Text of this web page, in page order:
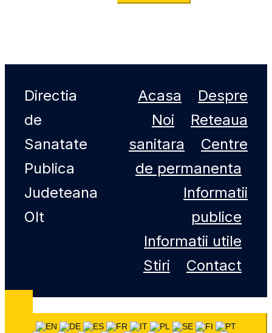
Directia
de
Sanatate
Publica
Judeteana
Olt
Acasa
Despre
Noi
Reteaua
sanitara
Centre
de permanenta
Informatii
publice
Informatii utile
Stiri
Contact